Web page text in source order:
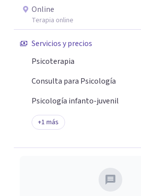
Online
Terapia online
Servicios y precios
Psicoterapia
Consulta para Psicología
Psicología infanto-juvenil
+1 más